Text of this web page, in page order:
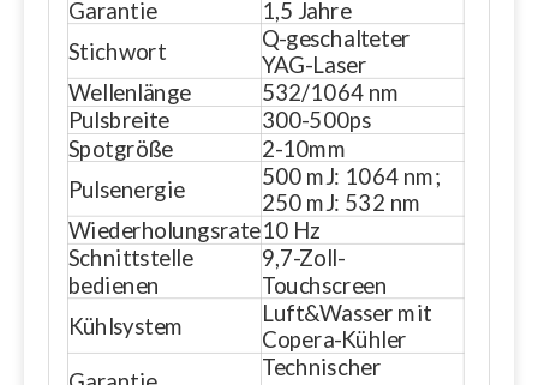
Garantie
1,5 Jahre
Stichwort
Q-geschalteter
YAG-Laser
Wellenlänge
532/1064 nm
Pulsbreite
300-500ps
Spotgröße 2-10mm
Pulsenergie 500 mJ: 1064 nm;
250 mJ: 532 nm
Wiederholungsrate10 Hz
Schnittstelle
bedienen
9,7-Zoll-
Touchscreen
Kühlsystem
Luft&Wasser mit
Copera-Kühler
Technischer